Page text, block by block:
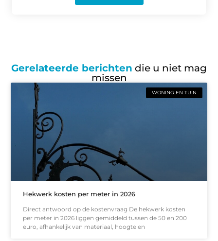
Gerelateerde berichten die u niet mag
missen
WONING EN TUIN
Hekwerk kosten per meter in 2026
Direct antwoord op de kostenvraag De hekwerk kosten
per meter in 2026 liggen gemiddeld tussen de 50 en 200
euro, afhankelijk van materiaal, hoogte en